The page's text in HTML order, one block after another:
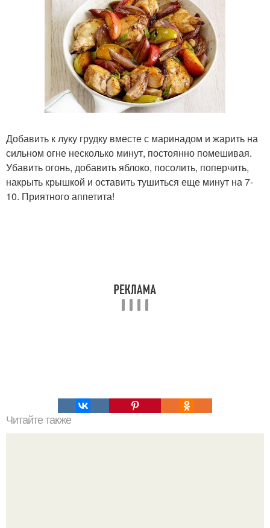
Добавить к луку грудку вместе с маринадом и жарить на
сильном огне несколько минут, постоянно помешивая.
Убавить огонь, добавить яблоко, посолить, поперчить,
накрыть крышкой и оставить тушиться еще минут на 7-
10. Приятного аппетита!
Читайте также